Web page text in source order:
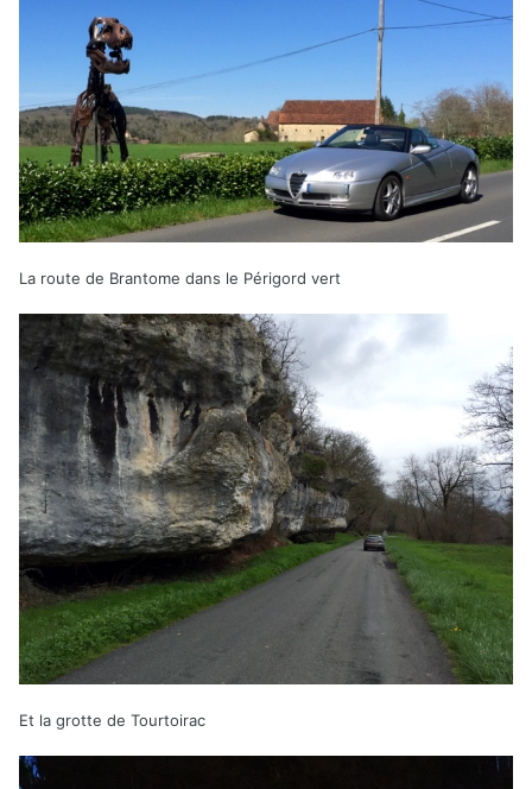
La route de Brantome dans le Périgord vert
Et la grotte de Tourtoirac